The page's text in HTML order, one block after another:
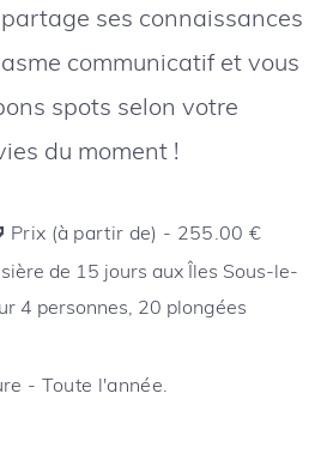
ses connaissances
communicatif et vous
spots selon votre
du moment !
Prix (à partir de) - 255.00 €
de 15 jours aux Îles Sous-le-
4 personnes, 20 plongées
- Toute l'année.